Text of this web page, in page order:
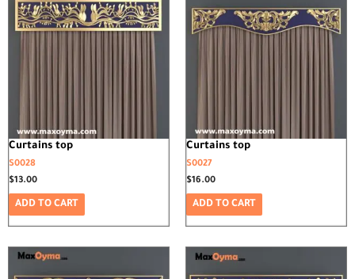
Curtains top
S0028
$13.00
ADD TO CART
Curtains top
S0027
$16.00
ADD TO CART